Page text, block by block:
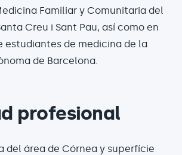
Familiar y Comunitaria del
Creu i Sant Pau, así como en
estudiantes de medicina de la
de Barcelona.
profesional
del área de Córnea y superfície